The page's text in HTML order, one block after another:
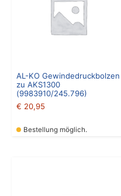
AL-KO Gewindedruckbolzen
zu AKS1300
(9983910/245.796)
€ 20,95
Bestellung möglich.